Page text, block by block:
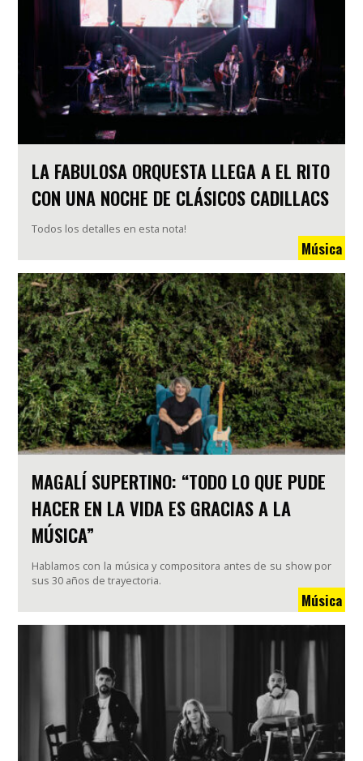
LA FABULOSA ORQUESTA LLEGA A EL RITO
CON UNA NOCHE DE CLÁSICOS CADILLACS
Todos los detalles en esta nota!
Música
MAGALÍ SUPERTINO: “TODO LO QUE PUDE
HACER EN LA VIDA ES GRACIAS A LA
MÚSICA”
Hablamos con la música y compositora antes de su show por
sus 30 años de trayectoria.
Música